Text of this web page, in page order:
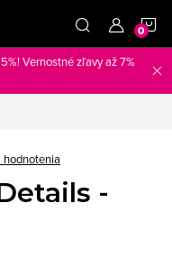
Vernostné zľavy až 7%
hodnotenia
-